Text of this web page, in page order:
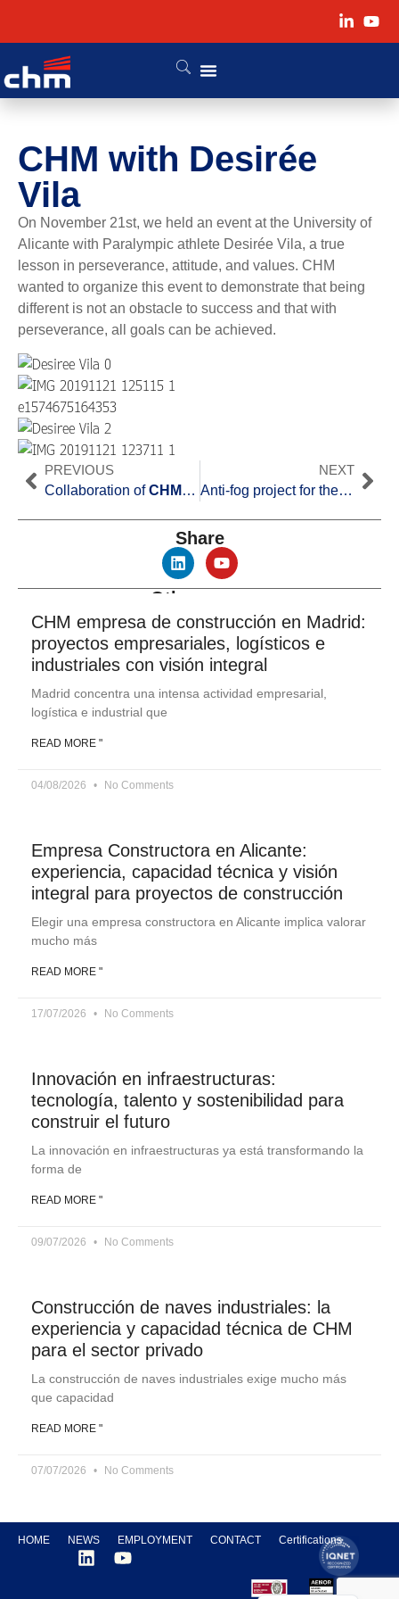
CHM with Desirée
Vila
On November 21st, we held an event at the University of
Alicante with Paralympic athlete Desirée Vila, a true
lesson in perseverance, attitude, and values. CHM
wanted to organize this event to demonstrate that being
different is not an obstacle to success and that with
perseverance, all goals can be achieved.
PREVIOUS
Collaboration ofCHM at the Desirée Vila conference at
NEXT
Anti-fog project for the A-8
Share
Other news
CHM empresa de construcción en Madrid:
proyectos empresariales, logísticos e
industriales con visión integral
Madrid concentra una intensa actividad empresarial,
logística e industrial que
READ MORE "
04/08/2026 No Comments
Empresa Constructora en Alicante:
experiencia, capacidad técnica y visión
integral para proyectos de construcción
Elegir una empresa constructora en Alicante implica valorar
mucho más
READ MORE "
17/07/2026 No Comments
Innovación en infraestructuras:
tecnología, talento y sostenibilidad para
construir el futuro
La innovación en infraestructuras ya está transformando la
forma de
READ MORE "
09/07/2026 No Comments
Construcción de naves industriales: la
experiencia y capacidad técnica de CHM
para el sector privado
La construcción de naves industriales exige mucho más
que capacidad
READ MORE "
07/07/2026 No Comments
HOME NEWS EMPLOYMENT CONTACT Certifications
Spanish